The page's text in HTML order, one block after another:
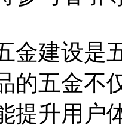
金建设是
的五金不
提升用户